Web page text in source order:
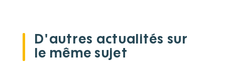
D'autres actualités sur
le même sujet